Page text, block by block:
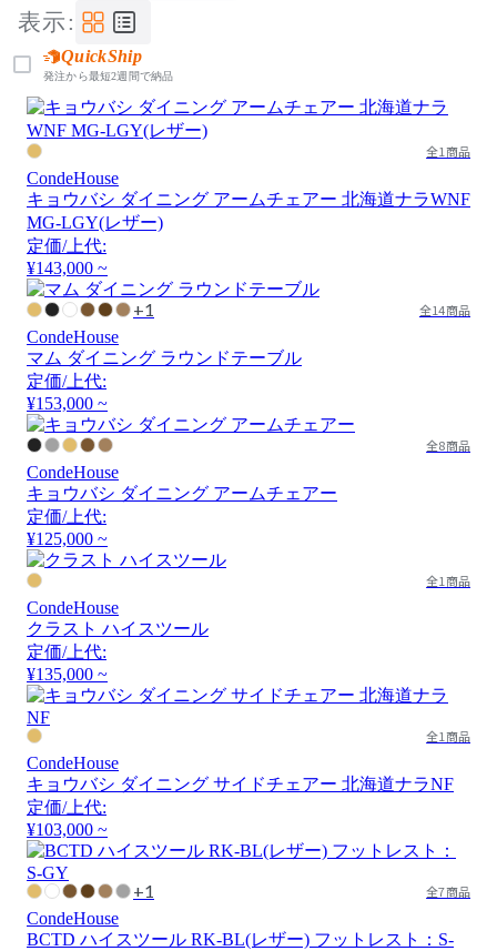
表示:
QuickShip
発注から最短2週間で納品
全1商品
CondeHouse
キョウバシ ダイニング アームチェアー 北海道ナラWNF
MG-LGY(レザー)
定価/上代:
¥143,000 ~
+1 全14商品
CondeHouse
マム ダイニング ラウンドテーブル
定価/上代:
¥153,000 ~
全8商品
CondeHouse
キョウバシ ダイニング アームチェアー
定価/上代:
¥125,000 ~
全1商品
CondeHouse
クラスト ハイスツール
定価/上代:
¥135,000 ~
全1商品
CondeHouse
キョウバシ ダイニング サイドチェアー 北海道ナラNF
定価/上代:
¥103,000 ~
+1 全7商品
CondeHouse
BCTD ハイスツール RK-BL(レザー) フットレスト：S-